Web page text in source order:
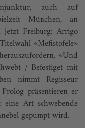
auch auf
München, an
jetzt Freiburg: Arrigo
«Mefistofele»
«Und
/ Befestiget mit
nimmt Regisseur
präsentieren er
eine Art schwebende
gepumpt wird.